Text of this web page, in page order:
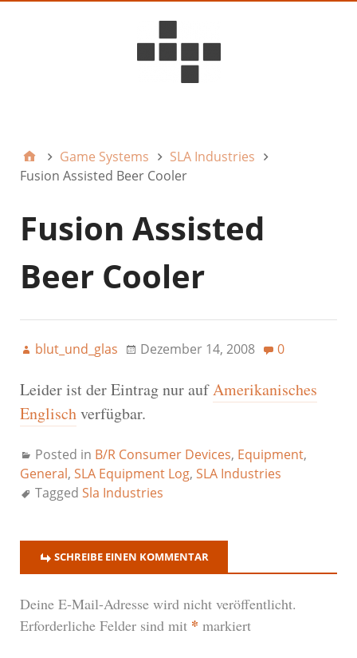
Game Systems
SLA Industries
Fusion Assisted Beer Cooler
Fusion Assisted
Beer Cooler
blut_und_glas Dezember 14, 2008 0
Leider ist der Eintrag nur aufAmerikanisches
Englischverfügbar.
Posted in B/R Consumer Devices, Equipment,
General, SLA Equipment Log, SLA Industries
Tagged Sla Industries
SCHREIBE EINEN KOMMENTAR
Deine E-Mail-Adresse wird nicht veröffentlicht.
Erforderliche Felder sind mit * markiert